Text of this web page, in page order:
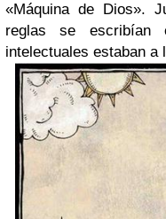
«Máquina de Dios».
reglas se escribían
intelectuales estaban a